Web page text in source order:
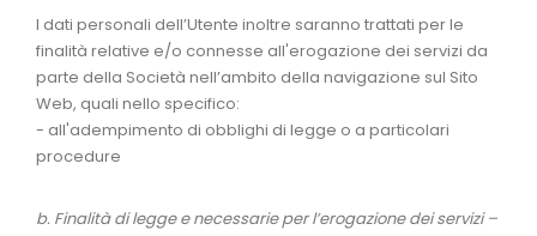
I dati personali dell’Utente inoltre saranno trattati per le
finalità relative e/o connesse all'erogazione dei servizi da
parte della Società nell’ambito della navigazione sul Sito
Web, quali nello specifico:
- all'adempimento di obblighi di legge o a particolari
procedure
b. Finalità di legge e necessarie per l’erogazione dei servizi –